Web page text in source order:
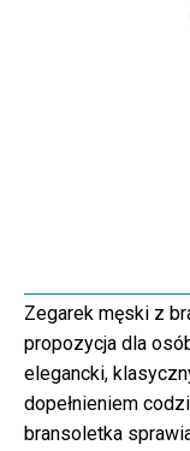
Zegarek męski z
propozycja dla
elegancki,
dopełnieniem
bransoletka